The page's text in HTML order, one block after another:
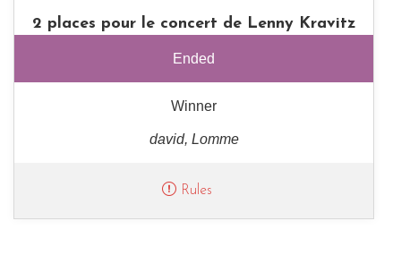
2 places pour le concert de Lenny Kravitz
Ended
Winner
david, Lomme
Rules